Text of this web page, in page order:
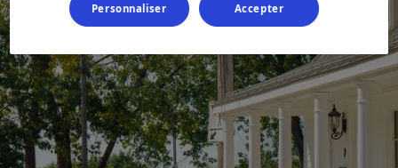
Personnaliser Accepter